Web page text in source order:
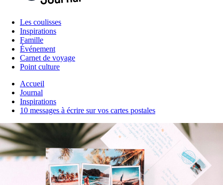
Les coulisses
Inspirations
Famille
Événement
Carnet de voyage
Point culture
Accueil
Journal
Inspirations
10 messages à écrire sur vos cartes postales